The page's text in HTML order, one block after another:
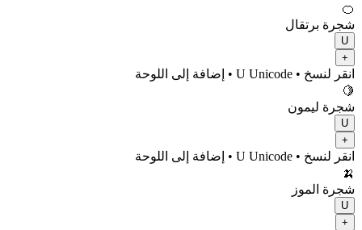
🍊
شجرة برتقال
U
+
انقر لنسخ • U
Unicode
• إضافة إلى اللوحة
🍋
شجرة ليمون
U
+
انقر لنسخ • U
Unicode
• إضافة إلى اللوحة
🍌
شجرة الموز
U
+